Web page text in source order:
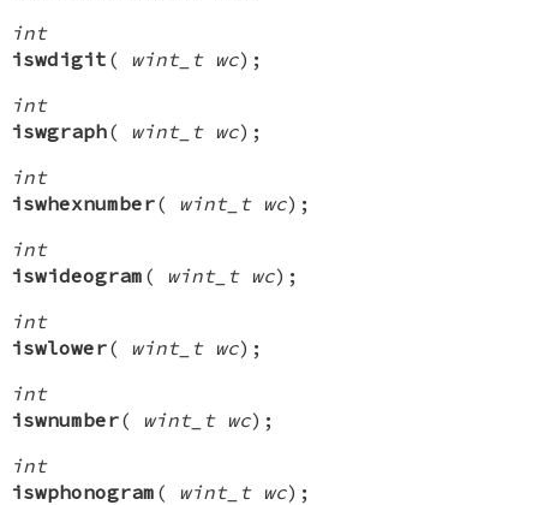
int
iswdigit ( wint_t wc);
int
iswgraph( wint_t wc);
int
iswhexnumber( wint_t wc);
int
iswideogram ( wint_t wc);
int
iswlower( wint_t wc);
int
iswnumber( wint_t wc);
int
iswphonogram ( wint_t wc);